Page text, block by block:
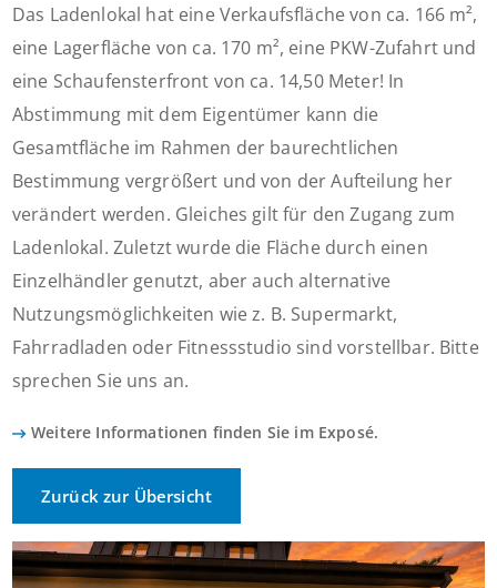
Das Ladenlokal hat eine Verkaufsfläche von ca. 166 m²,
eine Lagerfläche von ca. 170 m², eine PKW-Zufahrt und
eine Schaufensterfront von ca. 14,50 Meter! In
Abstimmung mit dem Eigentümer kann die
Gesamtfläche im Rahmen der baurechtlichen
Bestimmung vergrößert und von der Aufteilung her
verändert werden. Gleiches gilt für den Zugang zum
Ladenlokal. Zuletzt wurde die Fläche durch einen
Einzelhändler genutzt, aber auch alternative
Nutzungsmöglichkeiten wie z. B. Supermarkt,
Fahrradladen oder Fitnessstudio sind vorstellbar. Bitte
sprechen Sie uns an.
Weitere Informationen finden Sie im Exposé.
Zurück zur Übersicht